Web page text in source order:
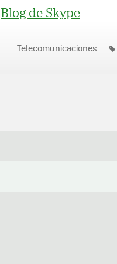
Blog de Skype
Telecomunicaciones
aplicaciones
Skype